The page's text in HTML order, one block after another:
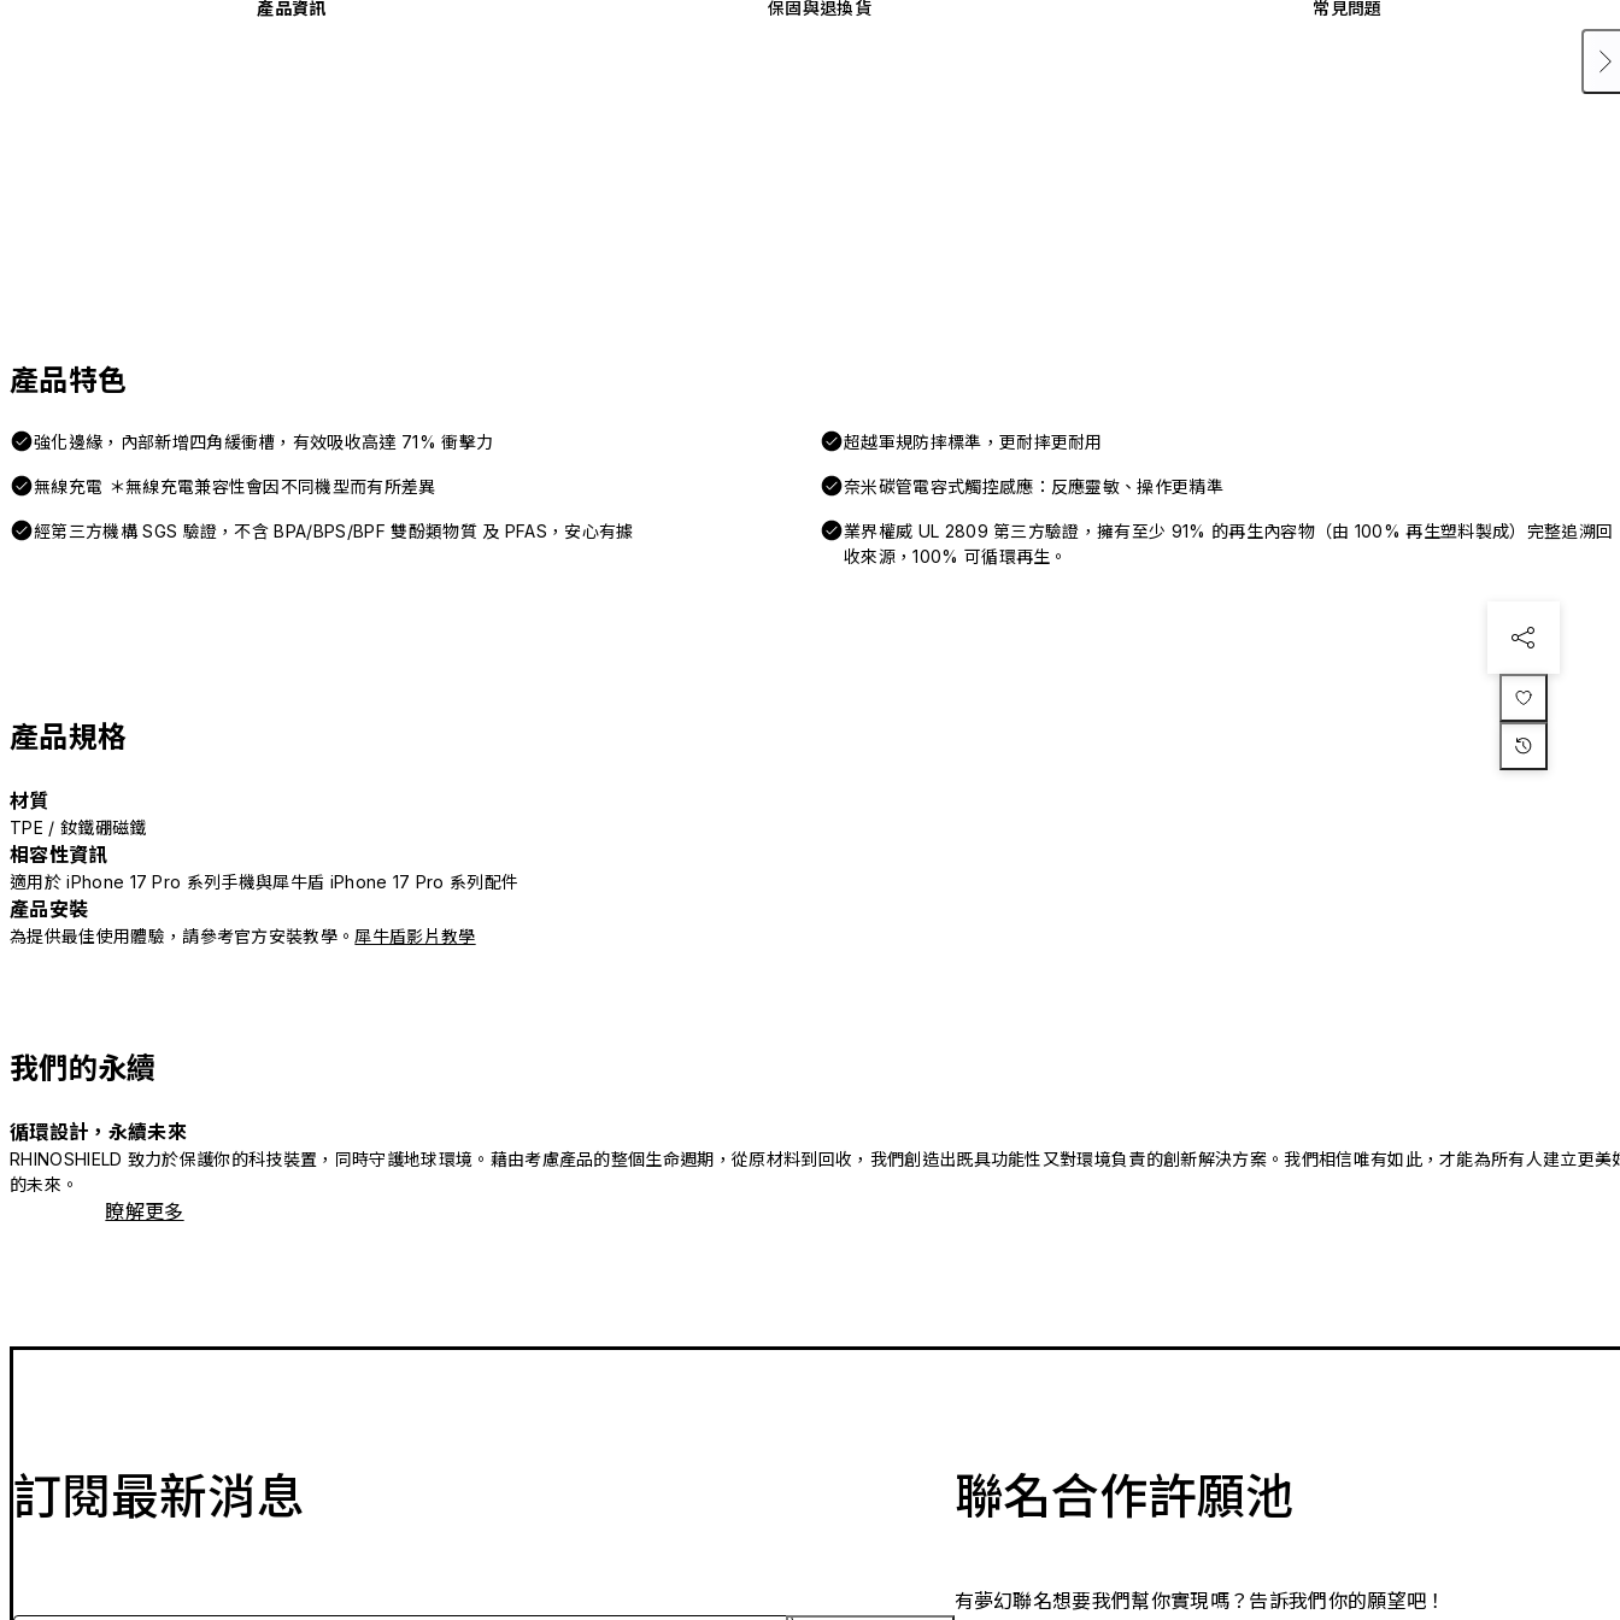
產品資訊 保固與退換貨 常見問題
產品特色
強化邊緣，內部新增四角緩衝槽，有效吸收高達 71% 衝擊力 超越軍規防摔標準，更耐摔更耐用
無線充電 ＊無線充電兼容性會因不同機型而有所差異 奈米碳管電容式觸控感應：反應靈敏、操作更精準
經第三方機構 SGS 驗證，不含 BPA/BPS/BPF 雙酚類物質 及 PFAS，安心有據
業界權威 UL 2809 第三方驗證，擁有至少 91% 的再生內容物（由 100% 再生塑料製成）完整追溯回
收來源，100% 可循環再生。
產品規格
材質
TPE / 釹鐵硼磁鐵
相容性資訊
適用於 iPhone 17 Pro 系列手機與犀牛盾 iPhone 17 Pro 系列配件
產品安裝
為提供最佳使用體驗，請參考官方安裝教學。 犀牛盾影片教學
我們的永續
循環設計，永續未來
RHINOSHIELD 致力於保護你的科技裝置，同時守護地球環境。藉由考慮產品的整個生命週期，從原材料到回收，我們創造出既具功能性又對環境負責的創新解決方案。我們相信唯有如此，才能為所有人建立更美
的未來。
瞭解更多
訂閱最新消息 聯名合作許願池
有夢幻聯名想要我們幫你實現嗎？告訴我們你的願望吧！